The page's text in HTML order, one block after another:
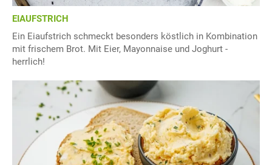
EIAUFSTRICH
Ein Eiaufstrich schmeckt besonders köstlich in Kombination
mit frischem Brot. Mit Eier, Mayonnaise und Joghurt -
herrlich!